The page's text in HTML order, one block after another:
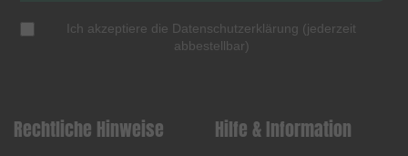
Ich akzeptiere die Datenschutzerklärung (jederzeit
abbestellbar)
Rechtliche Hinweise Hilfe & Information